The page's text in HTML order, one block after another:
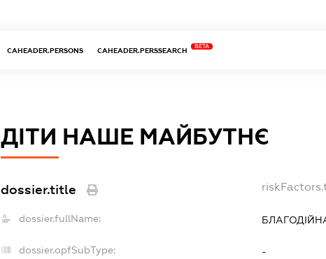
CAHEADER.PERSONS CAHEADER.PERSSEARCH
BETA
ДІТИ НАШЕ МАЙБУТНЄ
dossier.title
dossier.fullName:
dossier.opfSubType: -